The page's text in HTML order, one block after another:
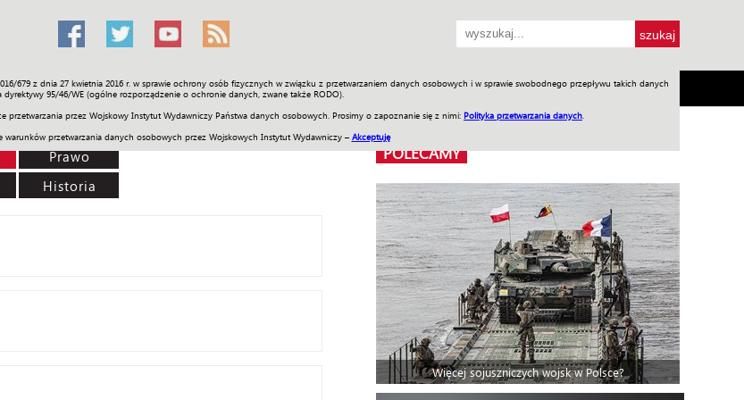
679 z dnia 27 kwietnia 2016 r. w sprawie ochrony osób fizycznych w związku z przetwarzaniem danych osobowych i w sprawie swobodnego przepływu takich danych
dyrektywy 95/46/WE (ogólne rozporządzenie o ochronie danych, zwane także RODO).
przez Wojskowy Instytut Wydawniczy Państwa danych osobowych. Prosimy o zapoznanie się z nimi: Polityka przetwarzania danych
warunków przetwarzania danych osobowych przez Wojskowych Instytut Wydawniczy – Akceptuję
Sport Historia Galerie Wideo ENGLISH SKLEP Jednodniówki Praca w WIW
Prawo
Historia
POLECAMY
Więcej sojuszniczych wojsk w Polsce?